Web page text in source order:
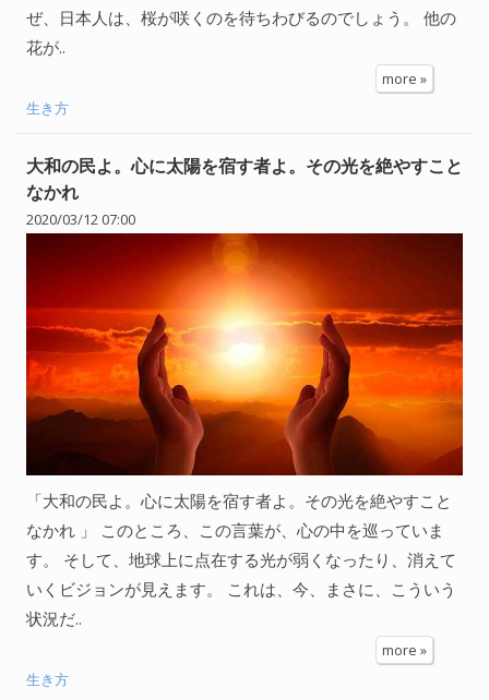
ぜ、日本人は、桜が咲くのを待ちわびるのでしょう。 他の
花が..
more »
生き方
大和の民よ。心に太陽を宿す者よ。その光を絶やすこと
なかれ
2020/03/12 07:00
「大和の民よ。心に太陽を宿す者よ。その光を絶やすこと
なかれ 」 このところ、この言葉が、心の中を巡っていま
す。 そして、地球上に点在する光が弱くなったり、消えて
いくビジョンが見えます。 これは、今、まさに、こういう
状況だ..
more »
生き方